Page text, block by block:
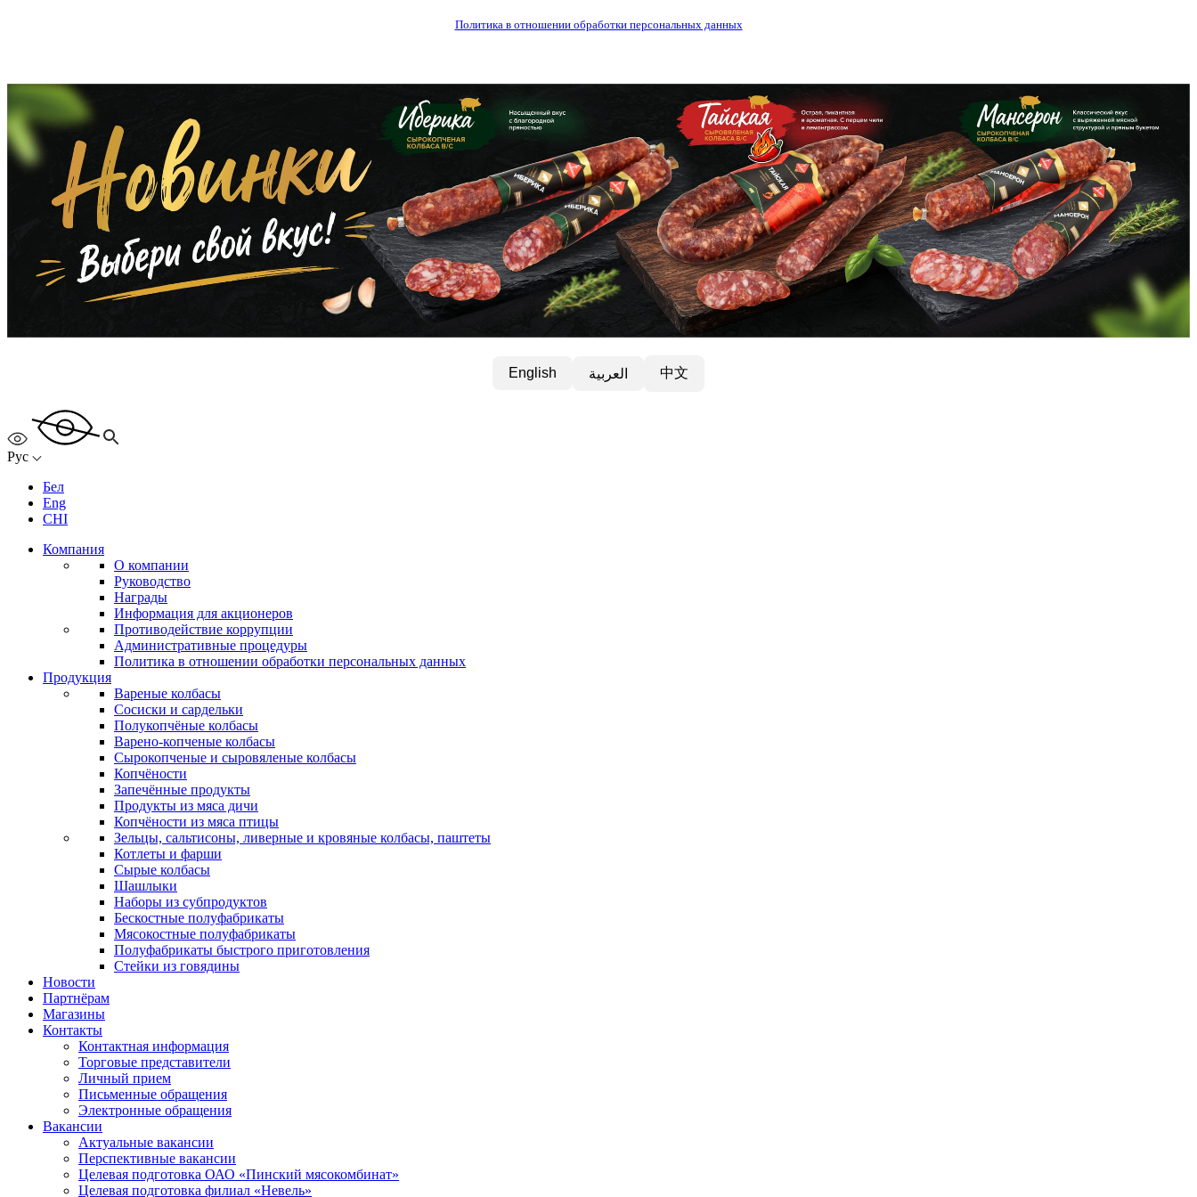
Политика в отношении обработки персональных данных
English العربية 中文
Рус
Бел
Eng
CHI
Компания
О компании
Руководство
Награды
Информация для акционеров
Противодействие коррупции
Административные процедуры
Политика в отношении обработки персональных данных
Продукция
Вареные колбасы
Сосиски и сардельки
Полукопчёные колбасы
Варено-копченые колбасы
Сырокопченые и сыровяленые колбасы
Копчёности
Запечённые продукты
Продукты из мяса дичи
Копчёности из мяса птицы
Зельцы, сальтисоны, ливерные и кровяные колбасы, паштеты
Котлеты и фарши
Сырые колбасы
Шашлыки
Наборы из субпродуктов
Бескостные полуфабрикаты
Мясокостные полуфабрикаты
Полуфабрикаты быстрого приготовления
Стейки из говядины
Новости
Партнёрам
Магазины
Контакты
Контактная информация
Торговые представители
Личный прием
Письменные обращения
Электронные обращения
Вакансии
Актуальные вакансии
Перспективные вакансии
Целевая подготовка ОАО «Пинский мясокомбинат»
Целевая подготовка филиал «Невель»